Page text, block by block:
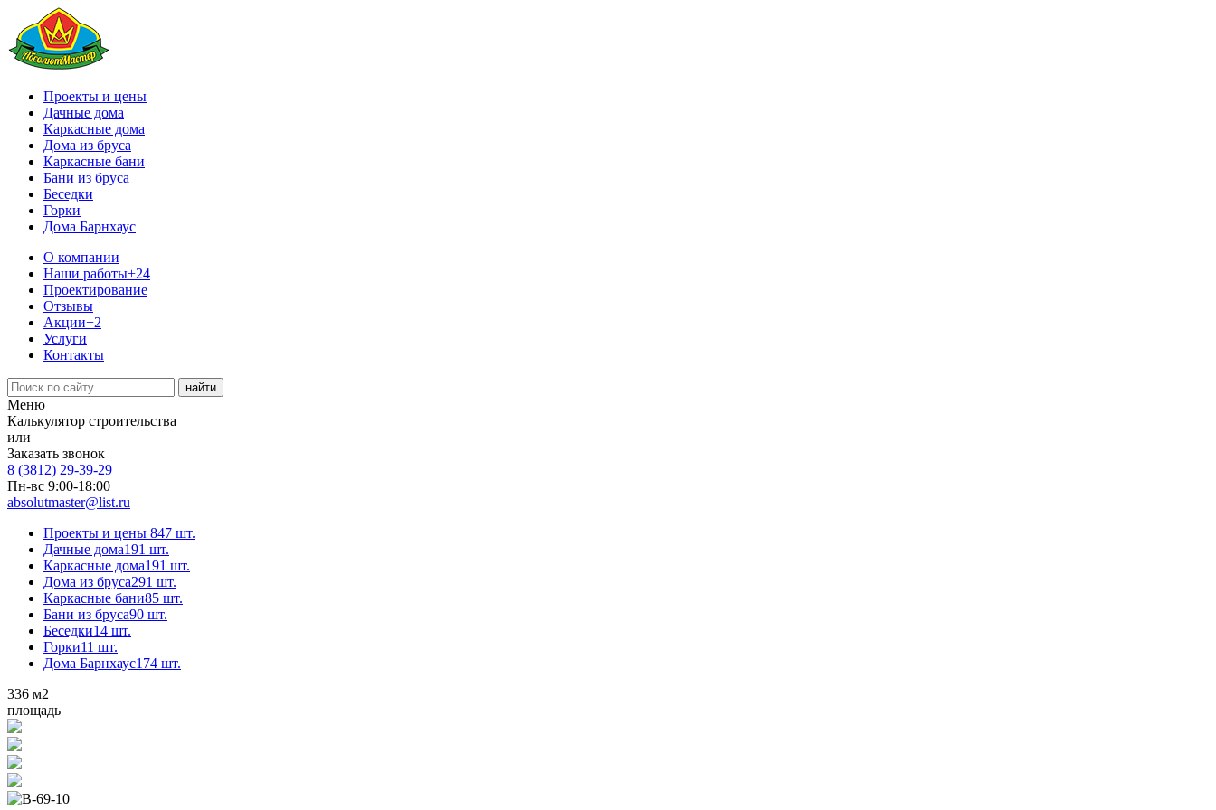
Проекты и цены
Дачные дома
Каркасные дома
Дома из бруса
Каркасные бани
Бани из бруса
Беседки
Горки
Дома Барнхаус
О компании
Наши работы+24
Проектирование
Отзывы
Акции+2
Услуги
Контакты
Меню
Калькулятор строительства
или
Заказать звонок
8 (3812) 29-39-29
Пн-вс 9:00-18:00
absolutmaster@list.ru
Проекты и цены 847 шт.
Дачные дома191 шт.
Каркасные дома191 шт.
Дома из бруса291 шт.
Каркасные бани85 шт.
Бани из бруса90 шт.
Беседки14 шт.
Горки11 шт.
Дома Барнхаус174 шт.
336 м2
площадь